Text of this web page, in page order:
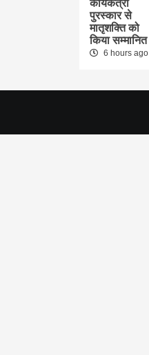
कार्यकत्री
पुरस्कार से
मातृशक्ति को
किया सम्मानित
6 hours ago